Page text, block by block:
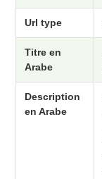
Url type
Titre en
Arabe
Description
en Arabe